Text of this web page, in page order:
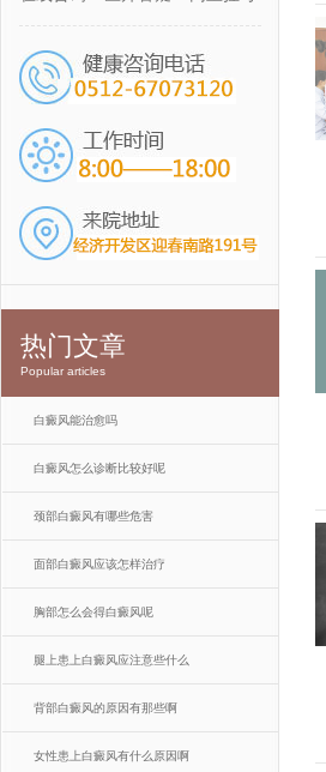
热门文章
Popular articles
白癜风能治愈吗
白癜风怎么诊断比较好呢
颈部白癜风有哪些危害
面部白癜风应该怎样治疗
胸部怎么会得白癜风呢
腿上患上白癜风应注意些什么
背部白癜风的原因有那些啊
女性患上白癜风有什么原因啊